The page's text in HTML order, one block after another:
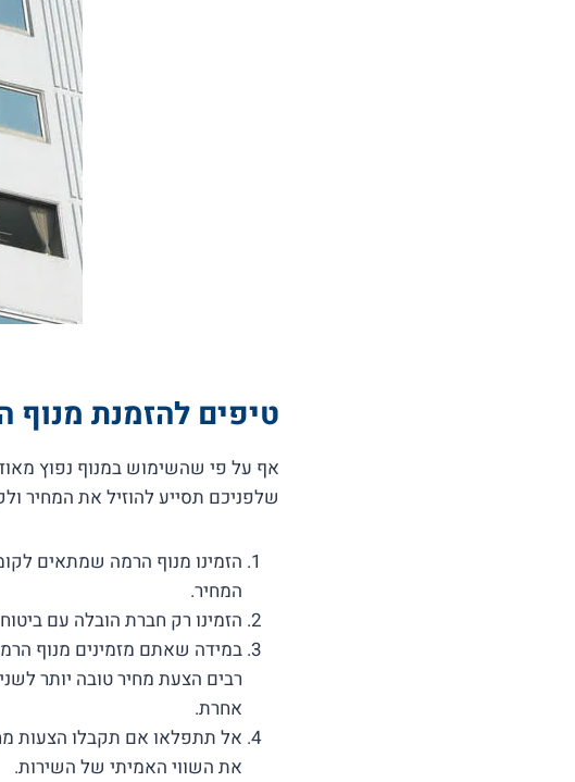
טיפים להזמנת מנוף
אף על פי שהשימוש במנוף נפוץ
שלפניכם תסייע להוזיל את המחיר
הזמינו מנוף הרמה שמתאים
המחיר.
הזמינו רק חברת הובלה עם
במידה שאתם מזמינים מנוף
רבים הצעת מחיר טובה יותר
אחרת.
אל תתפלאו אם תקבלו הצעות
את השווי האמיתי של השירות.